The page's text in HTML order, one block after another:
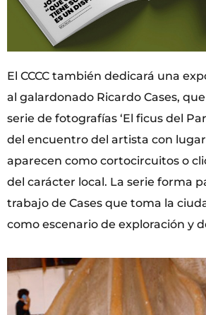
El CCCC también dedicará una
al galardonado Ricardo Cases,
serie de fotografías ‘El ficus del
del encuentro del artista con
aparecen como cortocircuitos o
del carácter local. La serie forma
trabajo de Cases que toma la
como escenario de exploración y